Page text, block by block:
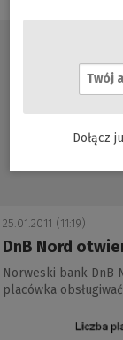
25.01.2011 (11:19)
DnB Nord
Norweski bank DnB
placówka
s
-
m
i
Dołącz